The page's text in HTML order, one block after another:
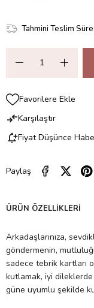
Tahmini Teslim
Favorilere Ekle
Karşılaştır
Fiyat Düşünce
Paylaş
ÜRÜN ÖZELLIKLERI
Arkadaşlarınıza,
göndermenin,
sadece tebrik kartları
kutlamak, iyi
güne uyumlu şekilde